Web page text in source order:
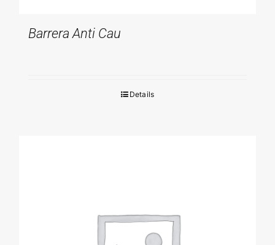
Barrera Anti Cau
Details